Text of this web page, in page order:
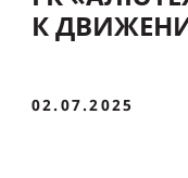
К
02.07.2025